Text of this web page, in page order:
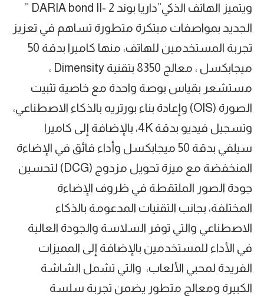
ويتميز الهاتف الذكي”داريا بوند 2 -DARIA bond II ”
الجديد بمواصفات مبتكرة متطورة تساهم في تعزيز
تجربة المستخدمين للهاتف، منها كاميرا بدقة 50
ميجابكسل ، معالج 8350 بتقنية Dimensity ،
مستشعر بقياس بوصة واحدة مع خاصية تثبيت
الصورة (OIS) وإعادة بناء بورتريه بالذكاء الاصطناعي،
وتسجيل فيديو بدقة 4K، بالإضافة إلى كاميرا
سيلفي بدقة 50 ميجابكسل وأداء فائق في الإضاءة
المنخفضة مع ميزة تحويل مزدوج (DCG) لتحسين
جودة الصور الملتقطة في ظروف الإضاءة
المختلفة، بجانب التقنيات المدعومة بالذكاء
الاصطناعي والتي توفر السلاسة والجودة العالية
في الأداء للمستخدمين بالإضافة إلى المميزات
الفريدة لمحبي الألعاب، والتي تشمل الشاشة
الكبيرة ومعالج متطور يضمن تجربة سلسة